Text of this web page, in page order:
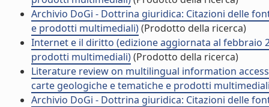
Archivio DoGi - Dottrina giuridica: Citazioni delle
e prodotti multimediali)(Prodotto della ricerca)
Internet e il diritto (edizione aggiornata al febbraio
prodotti multimediali)(Prodotto della ricerca)
Literature review on multilingual information
carte geologiche e tematiche e prodotti
Archivio DoGi - Dottrina giuridica: Citazioni delle